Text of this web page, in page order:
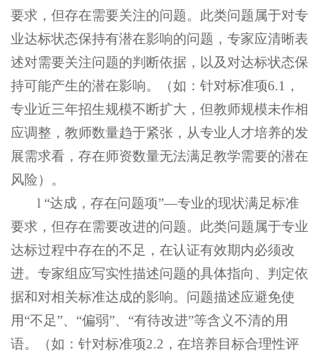
要求，但存在需要关注的问题。此类问题属于对专
业达标状态保持有潜在影响的问题，专家应清晰表
述对需要关注问题的判断依据，以及对达标状态保
持可能产生的潜在影响。（如：针对标准项6.1，
专业近三年招生规模不断扩大，但教师规模未作相
应调整，教师数量趋于紧张，从专业人才培养的发
展需求看，存在师资数量无法满足教学需要的潜在
风险）。
l “达成，存在问题项”—专业的现状满足标准
要求，但存在需要改进的问题。此类问题属于专业
达标过程中存在的不足，在认证有效期内必须改
进。专家组应写实性描述问题的具体指向、判定依
据和对相关标准达成的影响。问题描述应避免使
用“不足”、“偏弱”、“有待改进”等含义不清的用
语。（如：针对标准项2.2，在培养目标合理性评